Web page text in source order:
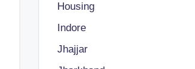
Housing
Indore
Jhajjar